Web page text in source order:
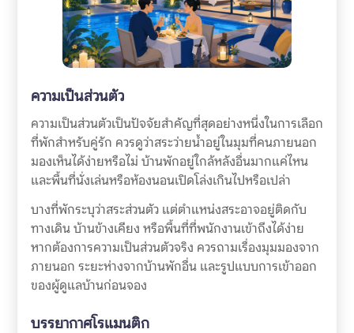
ความเป็นส่วนตัว
ความเป็นส่วนตัวเป็นปัจจัยสำคัญที่สุดอย่างหนึ่งในการเลือก
ที่พักสำหรับคู่รัก ควรดูว่าสระว่ายน้ำอยู่ในมุมที่คนภายนอก
มองเห็นได้ง่ายหรือไม่ บ้านพักอยู่ใกล้หลังอื่นมากแค่ไหน
และพื้นที่นั่งเล่นหรือห้องนอนเปิดโล่งเกินไปหรือเปล่า
บางที่พักระบุว่าสระส่วนตัว แต่ตำแหน่งสระอาจอยู่ติดกับ
ทางเดิน บ้านข้างเคียง หรือพื้นที่ที่พนักงานเข้าถึงได้ง่าย
หากต้องการความเป็นส่วนตัวจริง ควรถามเรื่องมุมมองจาก
ภายนอก ระยะห่างจากบ้านพักอื่น และรูปแบบการเข้าออก
ของผู้ดูแลบ้านก่อนจอง
บรรยากาศโรแมนติก